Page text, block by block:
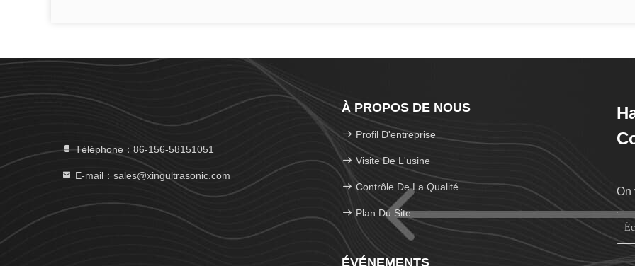
Téléphone：86-156-58151051
E-mail：sales@xingultrasonic.com
À PROPOS DE NOUS
Profil D'entreprise
Visite De L'usine
Contrôle De La Qualité
Plan Du Site
ÉVÉNEMENTS
On